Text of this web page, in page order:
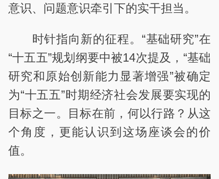
意识、问题意识牵引下的实干担当。
时针指向新的征程。“基础研究”在
“十五五”规划纲要中被14次提及，“基础
研究和原始创新能力显著增强”被确定
为“十五五”时期经济社会发展要实现的
目标之一。目标在前，何以行路？从这
个角度，更能认识到这场座谈会的价
值。